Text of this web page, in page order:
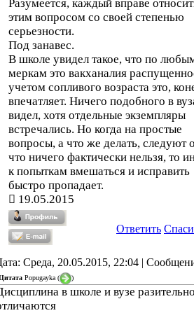
Разумеется, каждый вправе
этим вопросом со своей степенью
серьезности.
Под занавес.
В школе увидел такое, что по
меркам это вакханалия
учетом сопливого возраста это,
впечатляет. Ничего подобного в
видел, хотя отдельные экземпляры
встречались. Но когда на простые
вопросы, а что же делать, следуют
что ничего фактически нельзя, то
к попыткам вмешаться и исправить
быстро пропадает.
19.05.2015
Ответить
Среда, 20.05.2015, 22:04 |
Popugayka ( )
в школе и вузе